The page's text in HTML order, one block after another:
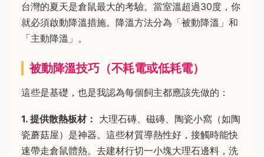
台灣的夏天是倉鼠最大的考驗。當室溫超過30度，你
就必須啟動降溫措施。降溫方法分為「被動降溫」和
「主動降溫」。
被動降溫技巧（不耗電或低耗電）
這些是基礎，也是我認為每個飼主都應該先做的：
1. 提供散熱板材： 大理石磚、磁磚、陶瓷小窩（如陶
瓷蘑菇屋）是神器。這些材質導熱性好，接觸時能快
速帶走倉鼠體熱。去建材行切一小塊大理石邊料，洗